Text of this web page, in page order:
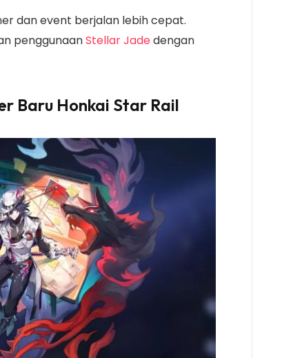
dan event berjalan lebih cepat.
penggunaanStellar Jadedengan
Baru Honkai Star Rail